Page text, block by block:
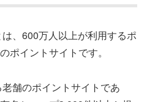
は、600万人以上が利用するポ
ポイントサイトです。
舗のポイントサイトであ